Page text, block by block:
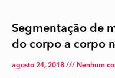
Segmentação de
do corpo a corpo
agosto 24, 2018 Nenhum